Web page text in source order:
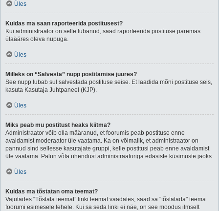
Üles
Kuidas ma saan raporteerida postitusest?
Kui administraator on selle lubanud, saad raporteerida postituse paremas
ülaääres oleva nupuga.
Üles
Milleks on “Salvesta” nupp postitamise juures?
See nupp lubab sul salvestada postituse seise. Et laadida mõni postituse seis,
kasuta Kasutaja Juhtpaneel (KJP).
Üles
Miks peab mu postitust heaks kiitma?
Administraator võib olla määranud, et foorumis peab postituse enne
avaldamist moderaator üle vaatama. Ka on võimalik, et administraator on
pannud sind sellesse kasutajate gruppi, kelle postitusi peab enne avaldamist
üle vaatama. Palun võta ühendust administraatoriga edasiste küsimuste jaoks.
Üles
Kuidas ma tõstatan oma teemat?
Vajutades “Tõstata teemat” linki teemat vaadates, saad sa "tõstatada" teema
foorumi esimesele lehele. Kui sa seda linki ei näe, on see moodus ilmselt